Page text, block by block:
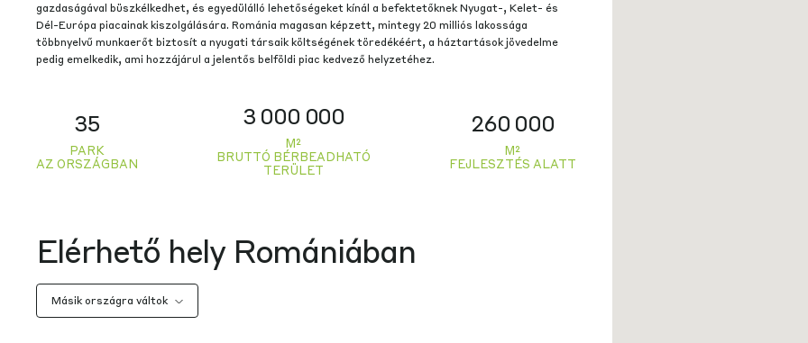
gazdaságával büszkélkedhet, és egyedülálló lehetőségeket kínál a befektetőknek Nyugat-, Kelet- és
Dél-Európa piacainak kiszolgálására. Románia magasan képzett, mintegy 20 milliós lakossága
többnyelvű munkaerőt biztosít a nyugati társaik költségének töredékéért, a háztartások jövedelme
pedig emelkedik, ami hozzájárul a jelentős belföldi piac kedvező helyzetéhez.
35
PARK
AZ ORSZÁGBAN
3 000 000
M²
BRUTTÓ BÉRBEADHATÓ
TERÜLET
260 000
M²
FEJLESZTÉS ALATT
Elérhető hely Romániában
Másik országra váltok